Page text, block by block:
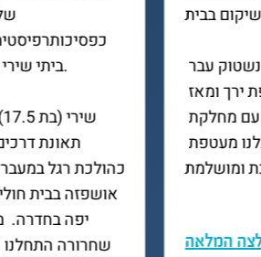
של היבה
כהולכת רגל במעבר חציה.
שחרורה התחלנו שיקום
ומסייע מאוד….
להמלצה